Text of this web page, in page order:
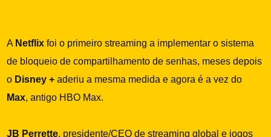
A Netflixfoi o primeiro streaming a implementar o sistema
de bloqueio de compartilhamento de senhas, meses depois
o Disney +aderiu a mesma medida e agora é a vez do
Max, antigo HBO Max.
JB Perrette, presidente/CEO de streaming global e jogos